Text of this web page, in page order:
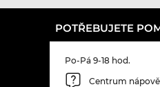
POTŘEBUJETE
Po-Pá 9-18 hod.
Centrum